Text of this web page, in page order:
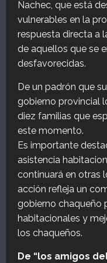
Ñachec, que está
vulnerables en la
respuesta directa a
de aquellos que se
desfavorecidas.
De un padrón que
gobierno provincial
diez familias que
este momento.
Es importante
asistencia
continuará en otras
acción refleja un
gobierno chaqueño
habitacionales y
los chaqueños.
De “los amigos